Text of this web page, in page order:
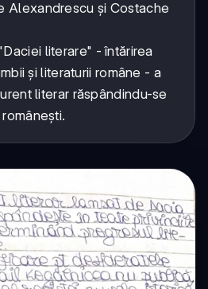
Alexandrescu și Costache
literare" - întărirea
și literaturii române - a
literar răspândindu-se